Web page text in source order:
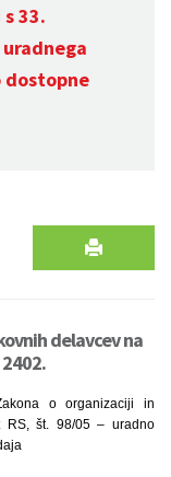
33.
dostopne
delavcev na
o organizaciji in
RS, št. 98/05 – uradno